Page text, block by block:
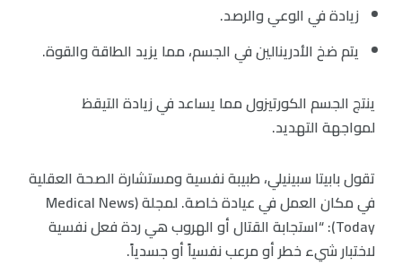
زيادة في الوعي والرصد.
يتم ضخ الأدرينالين في الجسم، مما يزيد الطاقة والقوة.
ينتج الجسم الكورتيزول مما يساعد في زيادة التيقظ
لمواجهة التهديد.
تقول بابيتا سبينيلي، طبيبة نفسية ومستشارة الصحة العقلية
في مكان العمل في عيادة خاصة. لمجلة (Medical News
Today): “استجابة القتال أو الهروب هي ردة فعل نفسية
لاختبار شيء خطر أو مرعب نفسياً أو جسدياً.